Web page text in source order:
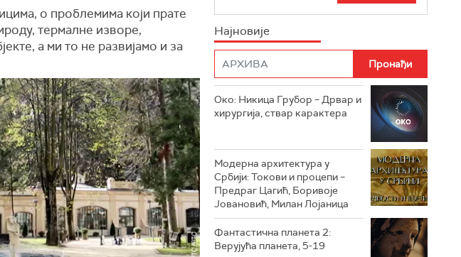
о проблемима који прате
термалне изворе,
а ми то не развијамо и за
РТС ЖИВОТ
РТС КЛАСИКА
РТС ТРЕЗОР
РТС МУЗИКА
РТС ПОЛЕТАРАЦ
Најновије
Око: Никица Грубор – Дрвар и
хирургија, ствар карактера
Модерна архитектура у
Србији: Токови и процепи –
Предраг Цагић, Боривоје
Јовановић, Милан Лојаница
Фантастична планета 2:
Верујућа планета, 5-19